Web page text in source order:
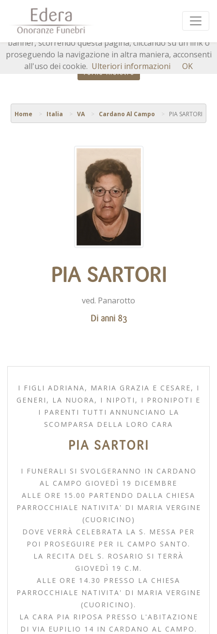
Torna indietro
Home Italia VA Cardano Al Campo PIA SARTORI
PIA SARTORI
ved. Panarotto
Di anni 83
I FIGLI ADRIANA, MARIA GRAZIA E CESARE, I
GENERI, LA NUORA, I NIPOTI, I PRONIPOTI E
I PARENTI TUTTI ANNUNCIANO LA
SCOMPARSA DELLA LORO CARA
PIA SARTORI
I FUNERALI SI SVOLGERANNO IN CARDANO
AL CAMPO GIOVEDÌ 19 DICEMBRE
ALLE ORE 15.00 PARTENDO DALLA CHIESA
PARROCCHIALE NATIVITA' DI MARIA VERGINE
(CUORICINO)
DOVE VERRÀ CELEBRATA LA S. MESSA PER
POI PROSEGUIRE PER IL CAMPO SANTO.
LA RECITA DEL S. ROSARIO SI TERRÀ
GIOVEDÌ 19 C.M.
ALLE ORE 14.30 PRESSO LA CHIESA
PARROCCHIALE NATIVITA' DI MARIA VERGINE
(CUORICINO).
LA CARA PIA RIPOSA PRESSO L'ABITAZIONE
DI VIA EUPILIO 14 IN CARDANO AL CAMPO.
Questo sito o gli strumenti terzi da questo utilizzati si
avvalgono di cookie necessari al funzionamento ed utili
alle finalità illustrate nella cookie policy. Chiudendo questo
banner, scorrendo questa pagina, cliccando su un link o
proseguendo la navigazione in altra maniera, acconsenti
all'uso dei cookie. Ulteriori informazioni OK